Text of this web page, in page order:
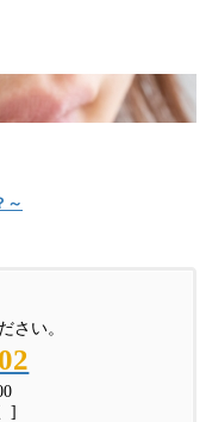
～
さい。
]